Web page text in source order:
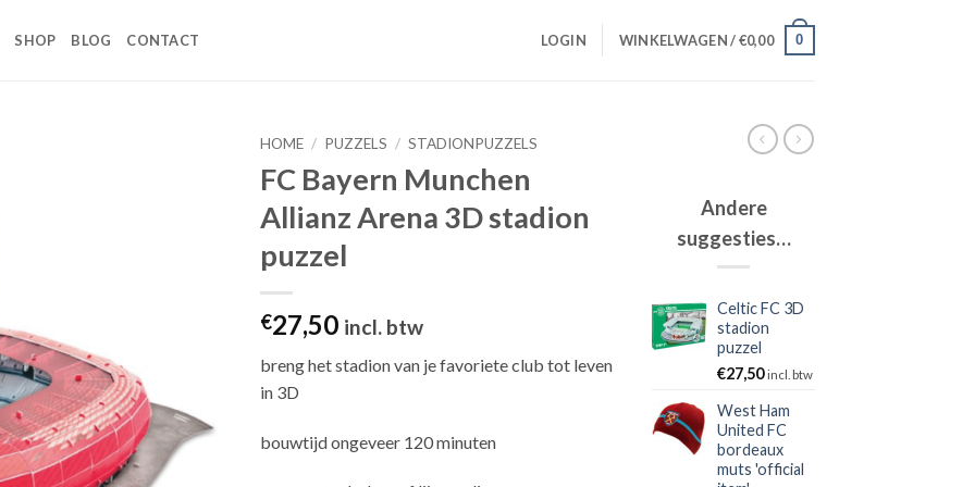
SHOP BLOG CONTACT LOGIN WINKELWAGEN /€0,00 0
HOME / PUZZELS / STADIONPUZZELS
FC Bayern Munchen
Allianz Arena 3D stadion
puzzel
€27,50 incl. btw
breng het stadion van je favoriete club tot leven
in 3D
bouwtijd ongeveer 120 minuten
Andere
suggesties…
Celtic FC 3D
stadion
puzzel
€27,50 incl. btw
West Ham
United FC
bordeaux
muts 'official